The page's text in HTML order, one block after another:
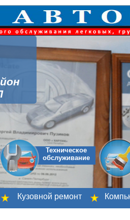
Техническое
обслуживание
Кузовной ремонт